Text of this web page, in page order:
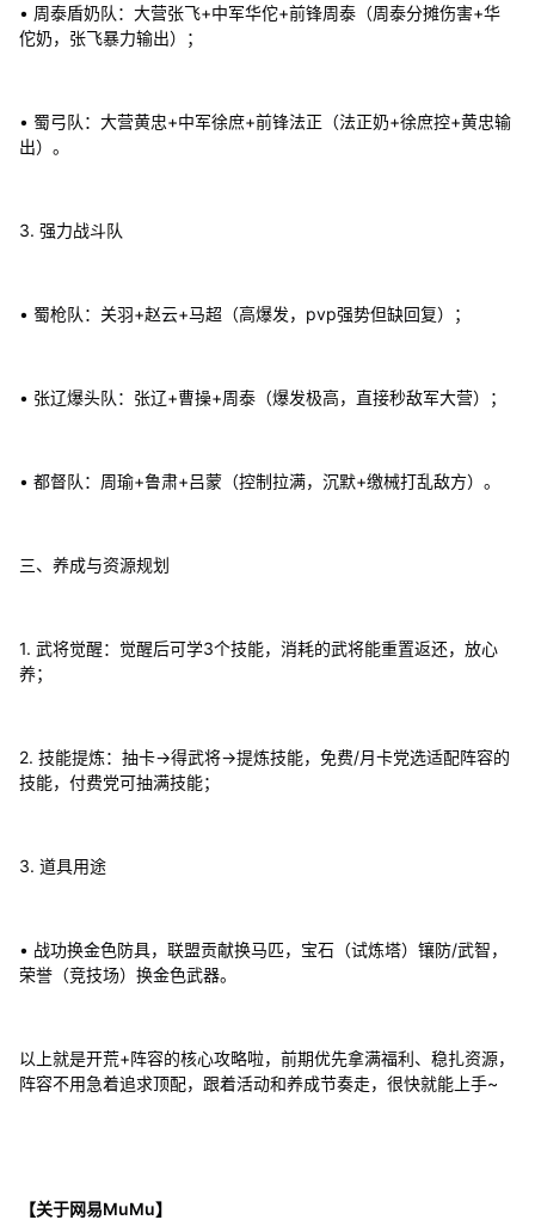
• 周泰盾奶队：大营张飞+中军华佗+前锋周泰（周泰分摊伤害+华
佗奶，张飞暴力输出）；
• 蜀弓队：大营黄忠+中军徐庶+前锋法正（法正奶+徐庶控+黄忠输
出）。
3. 强力战斗队
• 蜀枪队：关羽+赵云+马超（高爆发，pvp强势但缺回复）；
• 张辽爆头队：张辽+曹操+周泰（爆发极高，直接秒敌军大营）；
• 都督队：周瑜+鲁肃+吕蒙（控制拉满，沉默+缴械打乱敌方）。
三、养成与资源规划
1. 武将觉醒：觉醒后可学3个技能，消耗的武将能重置返还，放心
养；
2. 技能提炼：抽卡→得武将→提炼技能，免费/月卡党选适配阵容的
技能，付费党可抽满技能；
3. 道具用途
• 战功换金色防具，联盟贡献换马匹，宝石（试炼塔）镶防/武智，
荣誉（竞技场）换金色武器。
以上就是开荒+阵容的核心攻略啦，前期优先拿满福利、稳扎资源，
阵容不用急着追求顶配，跟着活动和养成节奏走，很快就能上手~
【关于网易MuMu】